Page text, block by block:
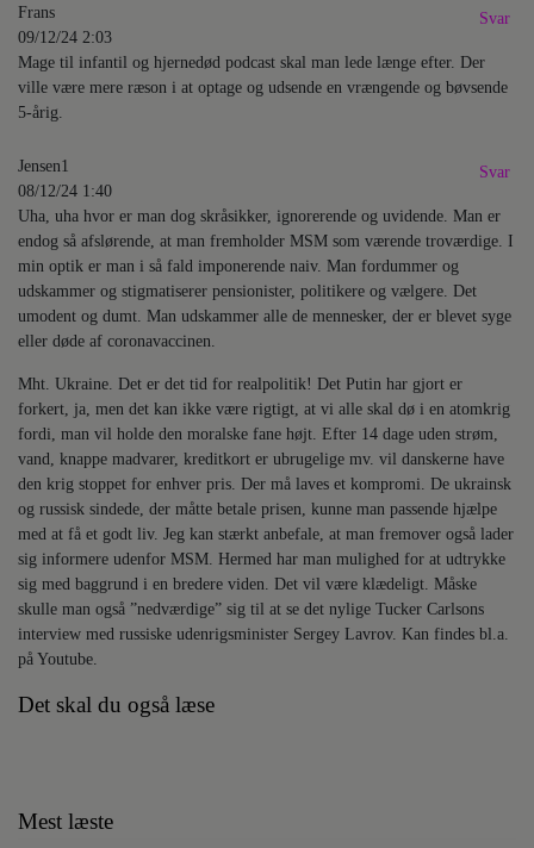
Frans
09/12/24 2:03
Mage til infantil og hjernedød podcast skal man lede længe efter. Der
ville være mere ræson i at optage og udsende en vrængende og bøvsende
5-årig.
Svar
Jensen1
08/12/24 1:40
Uha, uha hvor er man dog skråsikker, ignorerende og uvidende. Man er
endog så afslørende, at man fremholder MSM som værende troværdige. I
min optik er man i så fald imponerende naiv. Man fordummer og
udskammer og stigmatiserer pensionister, politikere og vælgere. Det
umodent og dumt. Man udskammer alle de mennesker, der er blevet syge
eller døde af coronavaccinen.
Mht. Ukraine. Det er det tid for realpolitik! Det Putin har gjort er
forkert, ja, men det kan ikke være rigtigt, at vi alle skal dø i en atomkrig
fordi, man vil holde den moralske fane højt. Efter 14 dage uden strøm,
vand, knappe madvarer, kreditkort er ubrugelige mv. vil danskerne have
den krig stoppet for enhver pris. Der må laves et kompromi. De ukrainsk
og russisk sindede, der måtte betale prisen, kunne man passende hjælpe
med at få et godt liv. Jeg kan stærkt anbefale, at man fremover også lader
sig informere udenfor MSM. Hermed har man mulighed for at udtrykke
sig med baggrund i en bredere viden. Det vil være klædeligt. Måske
skulle man også ”nedværdige” sig til at se det nylige Tucker Carlsons
interview med russiske udenrigsminister Sergey Lavrov. Kan findes bl.a.
på Youtube.
Svar
Det skal du også læse
Mest læste